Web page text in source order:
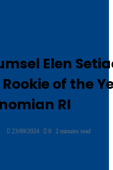
Elen
of the
RI
Send23/09/2024 0 2 minutes read